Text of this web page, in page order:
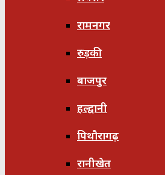
रामनगर
रुड़की
बाजपुर
हल्द्वानी
पिथौरागढ़
रानीखेत